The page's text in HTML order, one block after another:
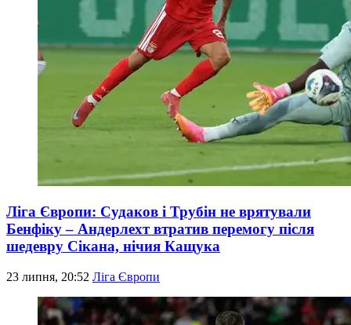
Ліга Європи: Судаков і Трубін не врятували
Бенфіку – Андерлехт втратив перемогу після
шедевру Сікана, нічия Кащука
23 липня, 20:52 Ліга Європи